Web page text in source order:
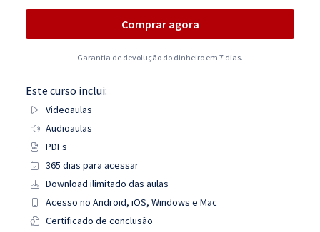
Comprar agora
Garantia de devolução do dinheiro em 7 dias.
Este curso inclui:
Videoaulas
Audioaulas
PDFs
365 dias para acessar
Download ilimitado das aulas
Acesso no Android, iOS, Windows e Mac
Certificado de conclusão